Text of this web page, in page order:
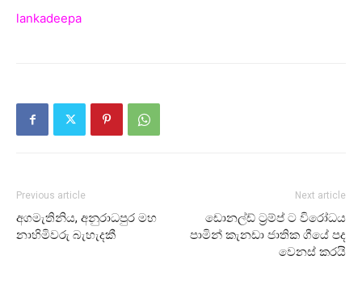
lankadeepa
Previous article
අගමැතිනිය, අනුරාධපුර මහ
නාහිමිවරු බැහැදකී
Next article
ඩොනල්ඩ් ට්‍රම්ප් ට විරෝධය
පාමින් කැනඩා ජාතික ගීයේ පද
වෙනස් කරයි